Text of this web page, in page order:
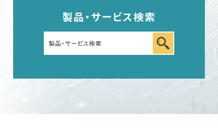
製品・サービス検索